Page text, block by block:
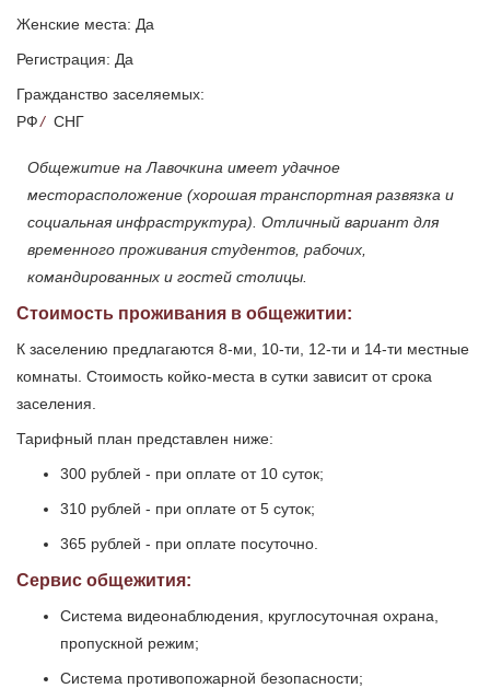
Женские места: Да
Регистрация: Да
Гражданство заселяемых:
РФ/ СНГ
Общежитие на Лавочкина имеет удачное
месторасположение (хорошая транспортная развязка и
социальная инфраструктура). Отличный вариант для
временного проживания студентов, рабочих,
командированных и гостей столицы.
Стоимость проживания в общежитии:
К заселению предлагаются 8-ми, 10-ти, 12-ти и 14-ти местные
комнаты. Стоимость койко-места в сутки зависит от срока
заселения.
Тарифный план представлен ниже:
300 рублей - при оплате от 10 суток;
310 рублей - при оплате от 5 суток;
365 рублей - при оплате посуточно.
Сервис общежития:
Система видеонаблюдения, круглосуточная охрана,
пропускной режим;
Система противопожарной безопасности;